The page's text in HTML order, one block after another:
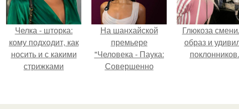
Челка - шторка:
кому подходит, как
носить и с какими
стрижками
На шанхайской
премьере
"Человека - Паука:
Совершенно
просто очередной
Глюкоза
образ и
поклонников.